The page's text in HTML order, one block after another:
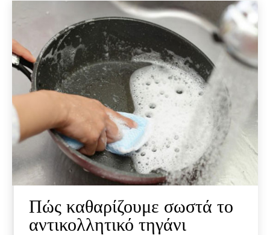
Πώς καθαρίζουμε σωστά το
αντικολλητικό τηγάνι